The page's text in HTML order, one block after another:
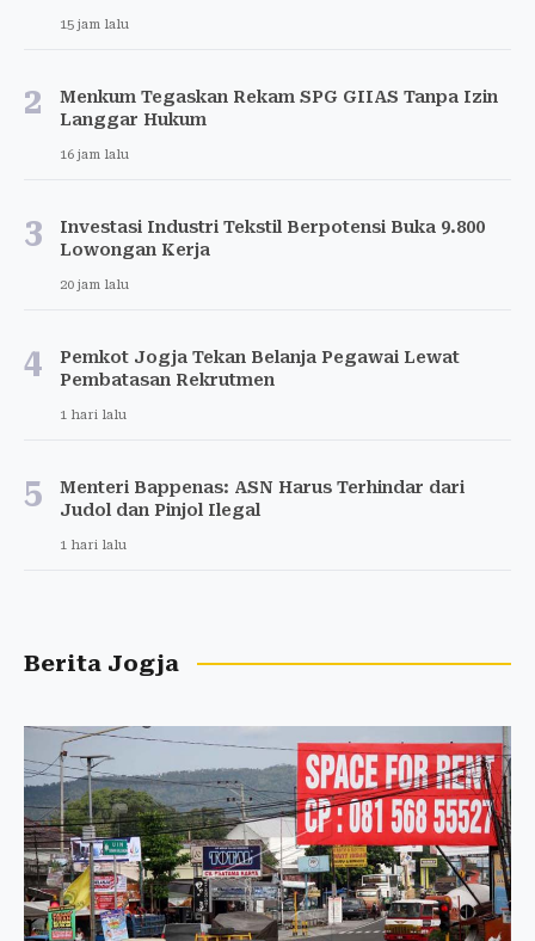
15 jam lalu
2
Menkum Tegaskan Rekam SPG GIIAS Tanpa Izin
Langgar Hukum
16 jam lalu
3
Investasi Industri Tekstil Berpotensi Buka 9.800
Lowongan Kerja
20 jam lalu
4
Pemkot Jogja Tekan Belanja Pegawai Lewat
Pembatasan Rekrutmen
1 hari lalu
5
Menteri Bappenas: ASN Harus Terhindar dari
Judol dan Pinjol Ilegal
1 hari lalu
Berita Jogja